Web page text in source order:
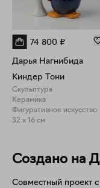
74 800 ₽
Дарья Нагнибида
Киндер Тони
Скульптура
Керамика
Фигуративное искусство
32 x 16 см
Создано на
Совместный проект